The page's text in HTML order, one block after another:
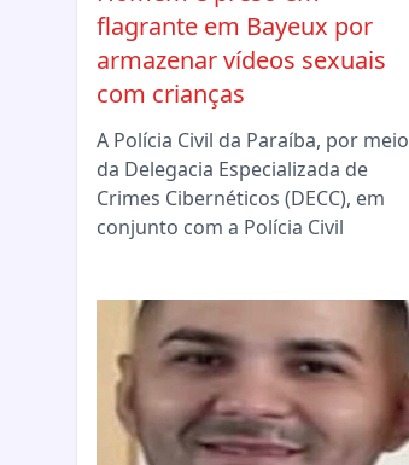
flagrante em Bayeux por
armazenar vídeos sexuais
com crianças
A Polícia Civil da Paraíba, por meio
da Delegacia Especializada de
Crimes Cibernéticos (DECC), em
conjunto com a Polícia Civil